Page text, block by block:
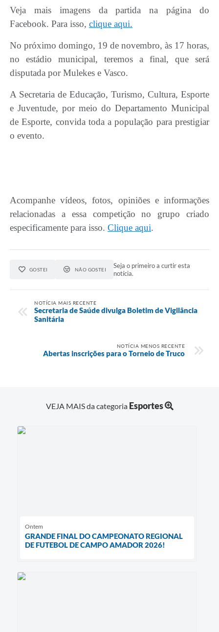
Veja mais imagens da partida na página do
Facebook. Para isso, clique aqui.
No próximo domingo, 19 de novembro, às 17 horas,
no estádio municipal, teremos a final, que será
disputada por Mulekes e Vasco.
A Secretaria de Educação, Turismo, Cultura, Esporte
e Juventude, por meio do Departamento Municipal
de Esporte, convida toda a população para prestigiar
o evento.
Acompanhe vídeos, fotos, opiniões e informações
relacionadas a essa competição no grupo criado
especificamente para isso. Clique aqui.
GOSTEI NÃO GOSTEI
Seja o primeiro a curtir esta
notícia.
NOTÍCIA MAIS RECENTE
Secretaria de Saúde divulga Boletim de Vigilância
Sanitária
NOTÍCIA MENOS RECENTE
Abertas inscrições para o Torneio de Truco
VEJA MAIS da categoria Esportes
Ontem
GRANDE FINAL DO CAMPEONATO REGIONAL
DE FUTEBOL DE CAMPO AMADOR 2026!